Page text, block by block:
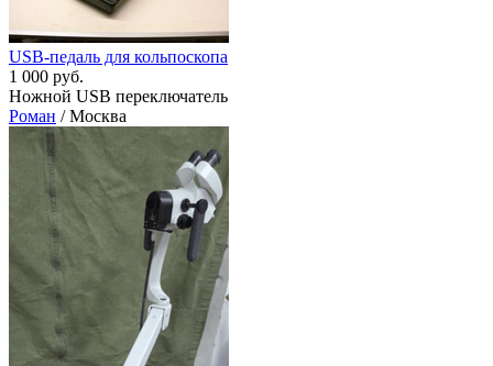
USB-педаль для кольпоскопа
1 000 руб.
Ножной USB переключатель
Роман / Москва